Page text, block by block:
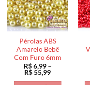
opções
podem
ser
escolhidas
na
página
do
produto
Pérolas ABS
Amarelo Bebê
Com Furo 6mm
R$6,99 –
R$55,99Faixa